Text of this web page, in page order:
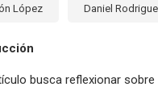
López Daniel
busca reflexionar